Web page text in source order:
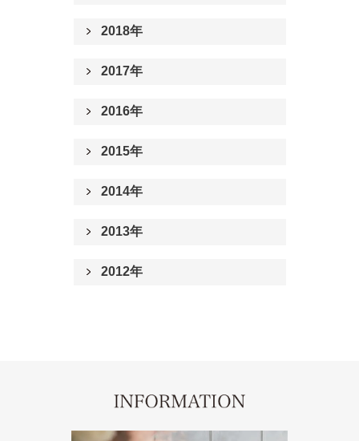
2018年
2017年
2016年
2015年
2014年
2013年
2012年